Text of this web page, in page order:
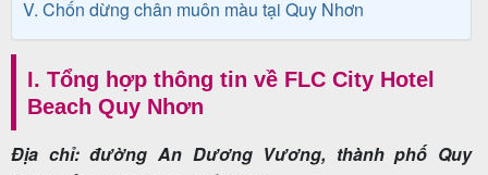
V. Chốn dừng chân muôn màu tại Quy Nhơn
I. Tổng hợp thông tin về FLC City Hotel
Beach Quy Nhơn
Địa chỉ: đường An Dương Vương, thành phố Quy